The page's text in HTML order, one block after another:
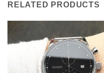
RELATED PRODUCTS